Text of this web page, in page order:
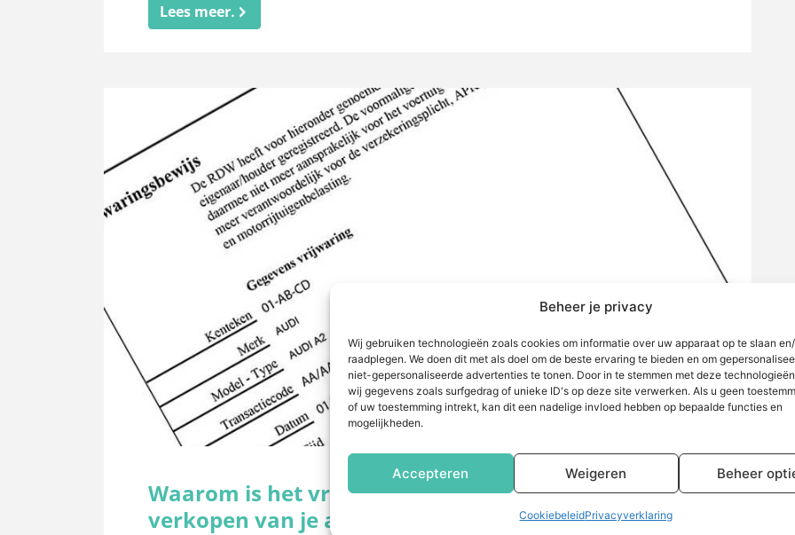
Beheer je privacy
Wij gebruiken technologieën zoals cookies om informatie over uw apparaat op te slaan
raadplegen. We doen dit met als doel om de beste ervaring te bieden en om
niet-gepersonaliseerde advertenties te tonen. Door in te stemmen met deze
wij gegevens zoals surfgedrag of unieke ID's op deze site verwerken. Als u geen
of uw toestemming intrekt, kan dit een nadelige invloed hebben op bepaalde functies en
mogelijkheden.
Accepteren Weigeren Beheer
CookiebeleidPrivacyverklaring
Lees meer.
Waarom is het vrijwaringsbewijs belangrijk bij het
verkopen van je auto?